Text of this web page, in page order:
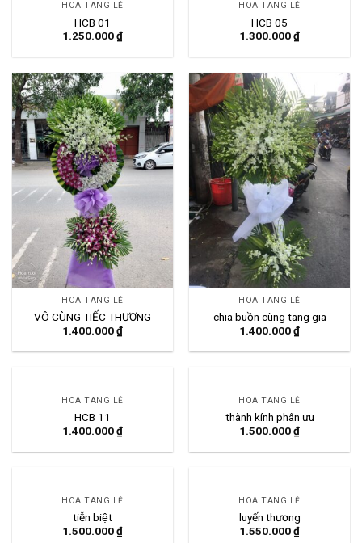
HOA TANG LỄ
HCB 01
1.250.000₫
HOA TANG LỄ
HCB 05
1.300.000₫
HOA TANG LỄ
VÔ CÙNG TIẾC THƯƠNG
1.400.000₫
HOA TANG LỄ
chia buồn cùng tang gia
1.400.000₫
HOA TANG LỄ
HCB 11
1.400.000₫
HOA TANG LỄ
thành kính phân ưu
1.500.000₫
HOA TANG LỄ
tiễn biệt
1.500.000₫
HOA TANG LỄ
luyến thương
1.550.000₫